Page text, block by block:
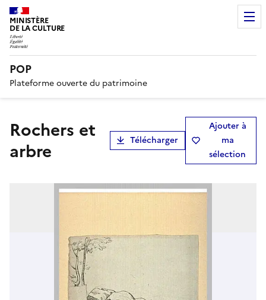
MINISTÈRE
DE LA CULTURE
POP
Plateforme ouverte du patrimoine
Rochers et
arbre
Télécharger
Ajouter à
ma
sélection